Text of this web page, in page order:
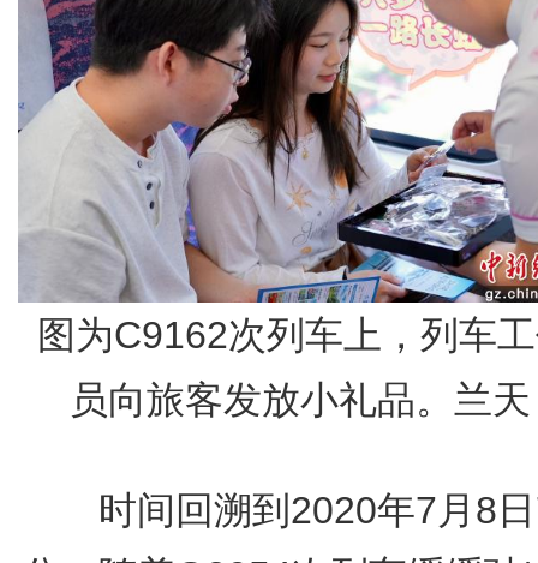
图为C9162次列车上，列车
员向旅客发放小礼品。兰
时间回溯到2020年7月8日